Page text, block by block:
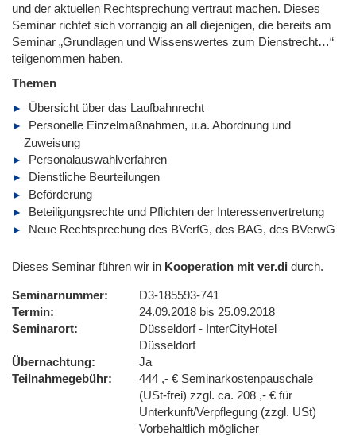
und der aktuellen Rechtsprechung vertraut machen. Dieses
Seminar richtet sich vorrangig an all diejenigen, die bereits am
Seminar „Grundlagen und Wissenswertes zum Dienstrecht…“
teilgenommen haben.
Themen
Übersicht über das Laufbahnrecht
Personelle Einzelmaßnahmen, u.a. Abordnung und
Zuweisung
Personalauswahlverfahren
Dienstliche Beurteilungen
Beförderung
Beteiligungsrechte und Pflichten der Interessenvertretung
Neue Rechtsprechung des BVerfG, des BAG, des BVerwG
Dieses Seminar führen wir in Kooperation mit ver.di durch.
Seminarnummer
D3-185593-741
Termin
24.09.2018 bis 25.09.2018
Seminarort
Düsseldorf - InterCityHotel
Düsseldorf
Übernachtung
Ja
Teilnahmegebühr
444 ,- € Seminarkostenpauschale
(USt-frei) zzgl. ca. 208 ,- € für
Unterkunft/Verpflegung (zzgl. USt)
Vorbehaltlich möglicher